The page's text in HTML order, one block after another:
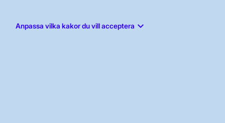
Anpassa vilka kakor du vill acceptera keyboard_arrow_down